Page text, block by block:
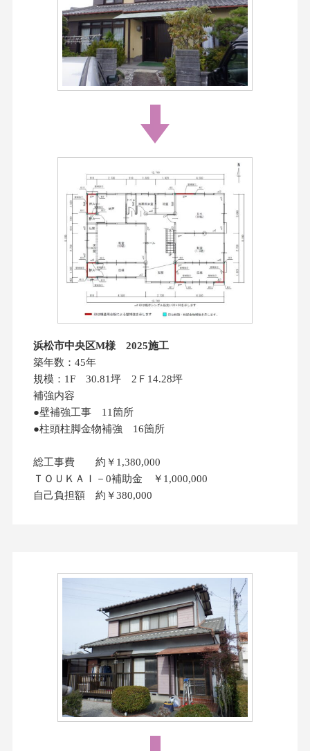
浜松市中央区M様 2025施工
築年数：45年
規模：1F 30.81坪 2Ｆ14.28坪
補強内容
●壁補強工事 11箇所
●柱頭柱脚金物補強 16箇所
総工事費 約￥1,380,000
ＴＯＵＫＡＩ－0補助金 ￥1,000,000
自己負担額 約￥380,000